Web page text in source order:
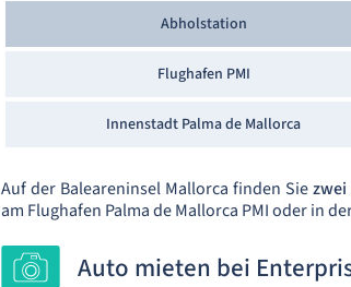
Abholstation
Flughafen PMI
Innenstadt Palma de Mallorca
Auf der Baleareninsel Mallorca finden Sie
am Flughafen Palma de Mallorca PMI oder in
Auto mieten bei